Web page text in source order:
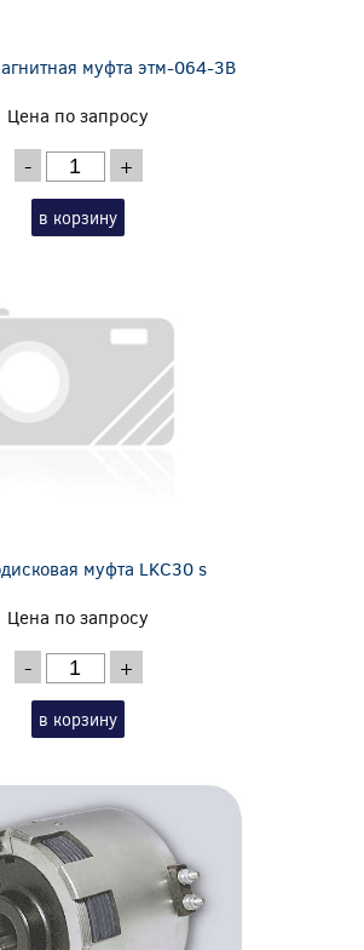
муфта этм-064-3В
Цена по запросу
- +
в корзину
муфта LKC30 s
Цена по запросу
- +
в корзину